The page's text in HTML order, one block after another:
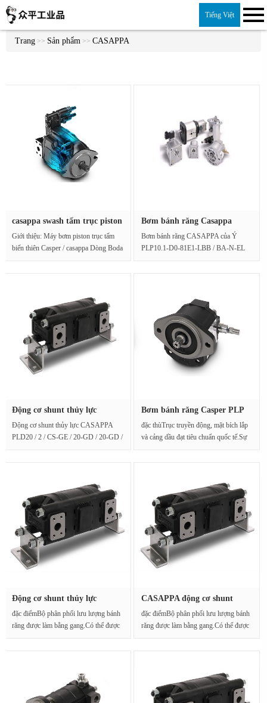
Tiếng Việt
Trang >> Sản phẩm >> CASAPPA
casappa swash tấm trục piston
Giới thiệu: Máy bơm piston trục tấm
biến thiên Casper / casappa Dòng Boda
Bơm bánh răng Casappa
Bơm bánh răng CASAPPA của Ý
PLP10.1-D0-81E1-LBB / BA-N-EL
Động cơ shunt thủy lực
Động cơ shunt thủy lực CASAPPA
PLD20 / 2 / CS-GE / 20-GD / 20-GD /
Bơm bánh răng Casper PLP
đặc thùTrục truyền động, mặt bích lắp
và cảng dầu đạt tiêu chuẩn quốc tế.Sự
Động cơ shunt thủy lực
đặc điểmBộ phân phối lưu lượng bánh
răng được làm bằng gang.Có thể được
CASAPPA động cơ shunt
đặc điểmBộ phân phối lưu lượng bánh
răng được làm bằng gang.Có thể được